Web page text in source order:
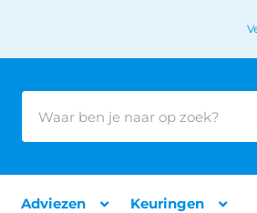
Adviezen Keuringen